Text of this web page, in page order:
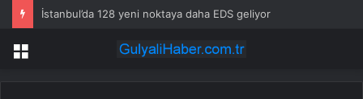
İstanbul’da 128 yeni noktaya daha EDS geliyor
Menü